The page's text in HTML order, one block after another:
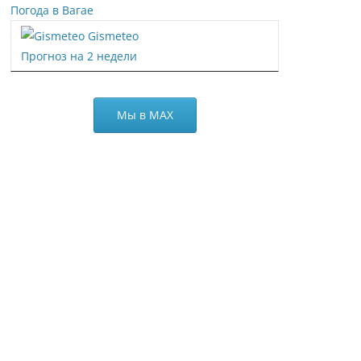
Погода в Вагае
Gismeteo
Прогноз на 2 недели
Мы в МАХ